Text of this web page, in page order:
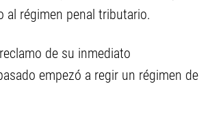
al régimen penal tributario.
de su inmediato
empezó a regir un régimen de